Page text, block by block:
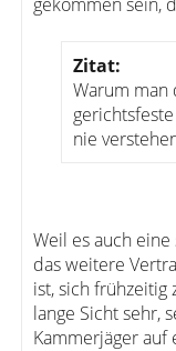
Zitat:
Warum man
nie
Weil es auch
das weitere
ist, sich
lange Sicht sehr,
Kammerjäger auf